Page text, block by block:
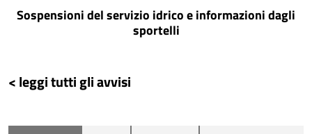
Sospensioni del servizio idrico e informazioni dagli
sportelli
< leggi tutti gli avvisi